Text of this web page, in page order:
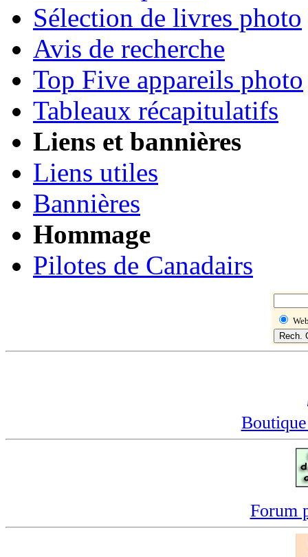
Sélection de livres photo
Avis de recherche
Top Five appareils photo
Tableaux récapitulatifs
Liens et bannières
Liens utiles
Bannières
Hommage
Pilotes de Canadairs
Forum